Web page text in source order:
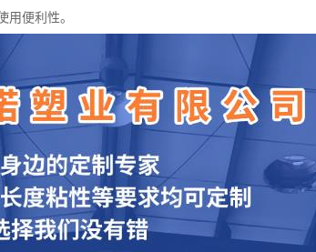
用便利性。